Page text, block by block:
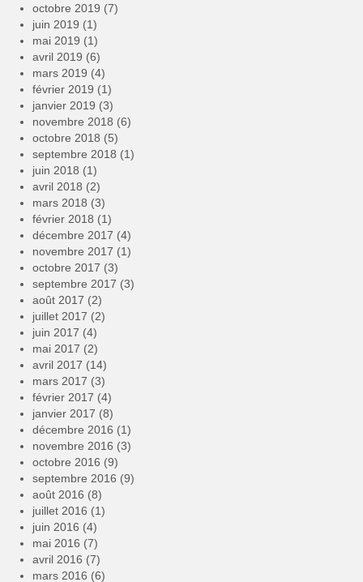
octobre 2019 (7)
juin 2019 (1)
mai 2019 (1)
avril 2019 (6)
mars 2019 (4)
février 2019 (1)
janvier 2019 (3)
novembre 2018 (6)
octobre 2018 (5)
septembre 2018 (1)
juin 2018 (1)
avril 2018 (2)
mars 2018 (3)
février 2018 (1)
décembre 2017 (4)
novembre 2017 (1)
octobre 2017 (3)
septembre 2017 (3)
août 2017 (2)
juillet 2017 (2)
juin 2017 (4)
mai 2017 (2)
avril 2017 (14)
mars 2017 (3)
février 2017 (4)
janvier 2017 (8)
décembre 2016 (1)
novembre 2016 (3)
octobre 2016 (9)
septembre 2016 (9)
août 2016 (8)
juillet 2016 (1)
juin 2016 (4)
mai 2016 (7)
avril 2016 (7)
mars 2016 (6)